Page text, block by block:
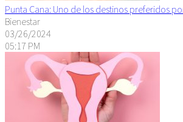
Punta Cana: Uno de los destinos preferidos
Bienestar
03/26/2024
05:17 PM